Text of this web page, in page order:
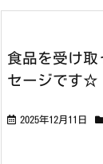
食品を受け取
セージです☆
2025年12月11日